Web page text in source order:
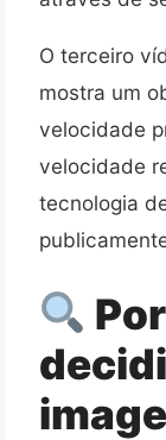
O terceiro
mostra um
velocidade
velocidade
tecnologia